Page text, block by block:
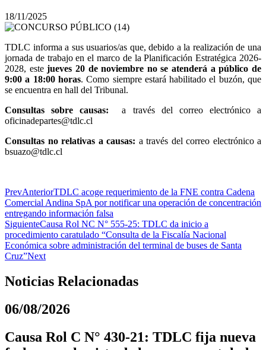
18/11/2025
TDLC informa a sus usuarios/as que, debido a la realización de una
jornada de trabajo en el marco de la Planificación Estratégica 2026-
2028, estejueves 20 de noviembre no se atenderá a público de
9:00 a 18:00 horas. Como siempre estará habilitado el buzón, que
se encuentra en hall del Tribunal.
Consultas sobre causas:
a través del correo electrónico a
oficinadepartes@tdlc.cl
Consultas no relativas a causas: a través del correo electrónico a
bsuazo@tdlc.cl
PrevAnteriorTDLC acoge requerimiento de la FNE contra Cadena
Comercial Andina SpA por notificar una operación de concentración
entregando información falsa
SiguienteCausa Rol NC N° 555-25: TDLC da inicio a
procedimiento caratulado “Consulta de la Fiscalía Nacional
Económica sobre administración del terminal de buses de Santa
Cruz”Next
Noticias Relacionadas
06/08/2026
Causa Rol C N° 430-21: TDLC fija nueva